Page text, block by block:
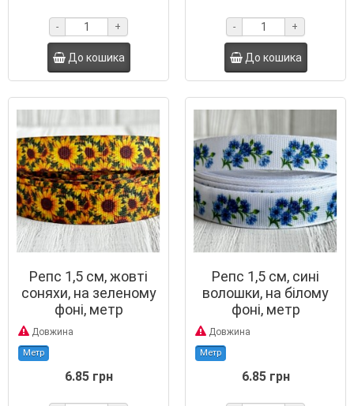
- +
До кошика
- +
До кошика
Репс 1,5 см, жовті
соняхи, на зеленому
фоні, метр
Довжина
Метр
6.85 грн
Репс 1,5 см, сині
волошки, на білому
фоні, метр
Довжина
Метр
6.85 грн